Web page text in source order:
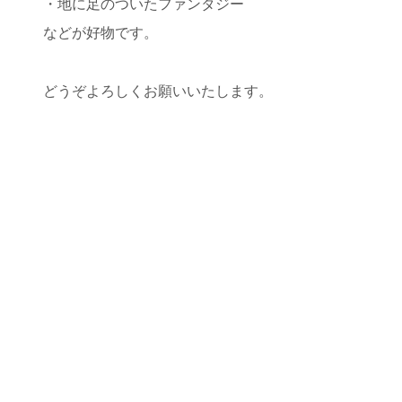
・地に足のついたファンタジー
などが好物です。
どうぞよろしくお願いいたします。